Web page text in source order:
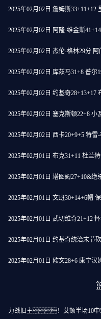
2025年02月02日 詹姆斯
2025年02月02日 阿隆-维金斯
2025年02月02日 杰伦-格林29分
2025年02月02日 库兹马31+8 普
2025年02月02日 约基奇28+13+17
2025年02月02日 塞克斯顿22+8
2025年02月02日 西卡20+9+5 特
2025年02月01日 布克31+11 杜兰
2025年02月01日 塔图姆27+10&绝
2025年02月01日 文班30+14+6帽
2025年02月01日 武切维奇21+12
2025年02月01日 约基奇统治末节
2025年02月01日 欧文28+6 康宁
力战旧主！艾顿半场10中5